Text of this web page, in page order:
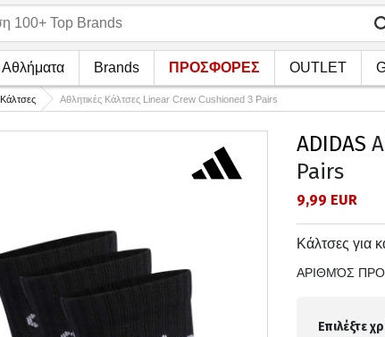
Αθλήματα Brands ΠΡΟΣΦΟΡΕΣ OUTLET
Κάλτσες Αθλητικές Κάλτσες Linear Crew Cushioned 3 Pairs
ADIDAS
Pairs
9,99 EUR
Κάλτσες για
ΑΡΙΘΜΌΣ
Επιλέξτε